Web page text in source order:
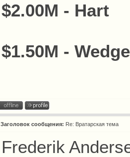
$2.00M - Hart
$1.50M -
Заголовок сообщения: Re: Вратарская тема
Frederik